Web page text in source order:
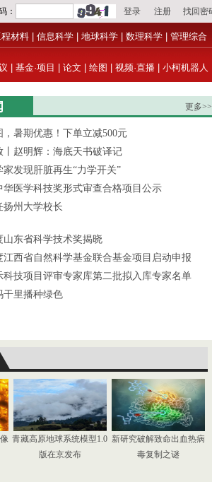
材料 信息科学 地球科学 数理科学 管理综合
基金·项目 论文 绘图 视频·直播 小柯机器人
更多>>
，暑期优惠！下单立减500元
丨赵明辉：海底天书破译记
家发现肝脏再生“力学开关”
华医学科技奖形式审查合格项目公示
扬州大学校长
山东省科学技术奖揭晓
江西省自然科学基金联合基金项目启动申报
科技项目评审专家库第二批拟入库专家名单
干里播种绿色
青藏高原地球系统模型1.0
版在京发布
新研究破解致命出血热病
毒复制之谜